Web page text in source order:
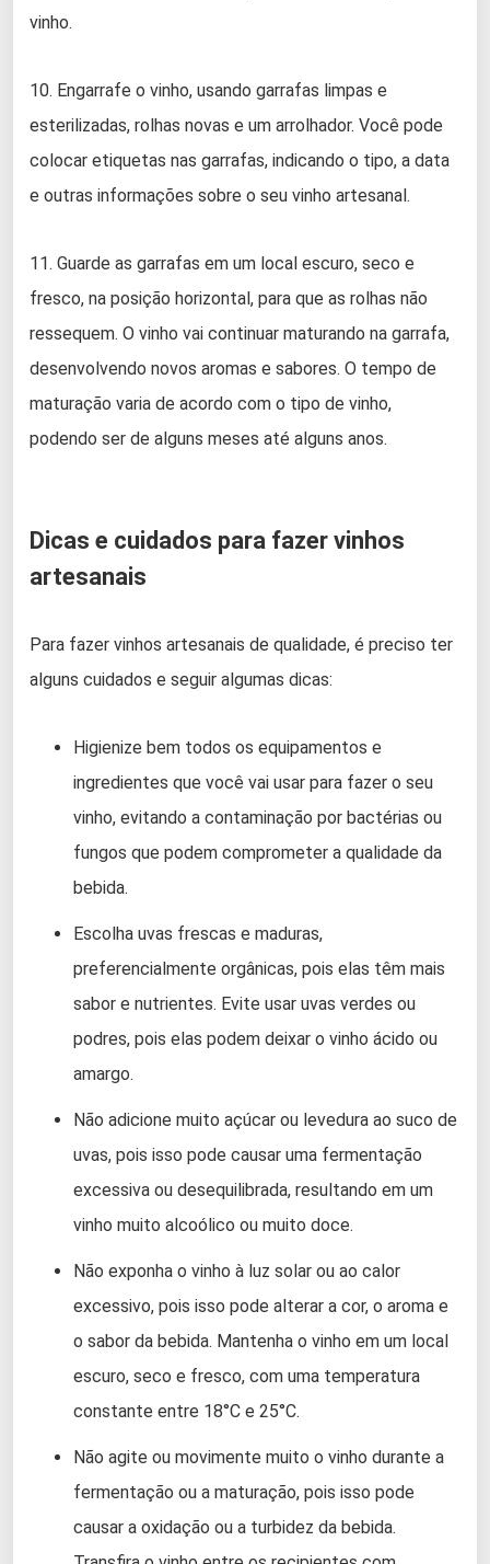
vinho.
10. Engarrafe o vinho, usando garrafas limpas e
esterilizadas, rolhas novas e um arrolhador. Você pode
colocar etiquetas nas garrafas, indicando o tipo, a data
e outras informações sobre o seu vinho artesanal.
11. Guarde as garrafas em um local escuro, seco e
fresco, na posição horizontal, para que as rolhas não
ressequem. O vinho vai continuar maturando na garrafa,
desenvolvendo novos aromas e sabores. O tempo de
maturação varia de acordo com o tipo de vinho,
podendo ser de alguns meses até alguns anos.
Dicas e cuidados para fazer vinhos
artesanais
Para fazer vinhos artesanais de qualidade, é preciso ter
alguns cuidados e seguir algumas dicas:
Higienize bem todos os equipamentos e
ingredientes que você vai usar para fazer o seu
vinho, evitando a contaminação por bactérias ou
fungos que podem comprometer a qualidade da
bebida.
Escolha uvas frescas e maduras,
preferencialmente orgânicas, pois elas têm mais
sabor e nutrientes. Evite usar uvas verdes ou
podres, pois elas podem deixar o vinho ácido ou
amargo.
Não adicione muito açúcar ou levedura ao suco de
uvas, pois isso pode causar uma fermentação
excessiva ou desequilibrada, resultando em um
vinho muito alcoólico ou muito doce.
Não exponha o vinho à luz solar ou ao calor
excessivo, pois isso pode alterar a cor, o aroma e
o sabor da bebida. Mantenha o vinho em um local
escuro, seco e fresco, com uma temperatura
constante entre 18°C e 25°C.
Não agite ou movimente muito o vinho durante a
fermentação ou a maturação, pois isso pode
causar a oxidação ou a turbidez da bebida.